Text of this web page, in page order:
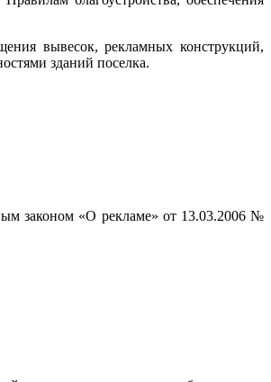
вывесок, рекламных конструкций,
зданий поселка.
законом «О рекламе» от 13.03.2006 №